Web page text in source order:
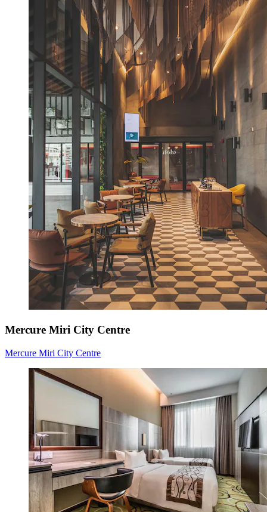
Mercure Miri City Centre
Mercure Miri City Centre